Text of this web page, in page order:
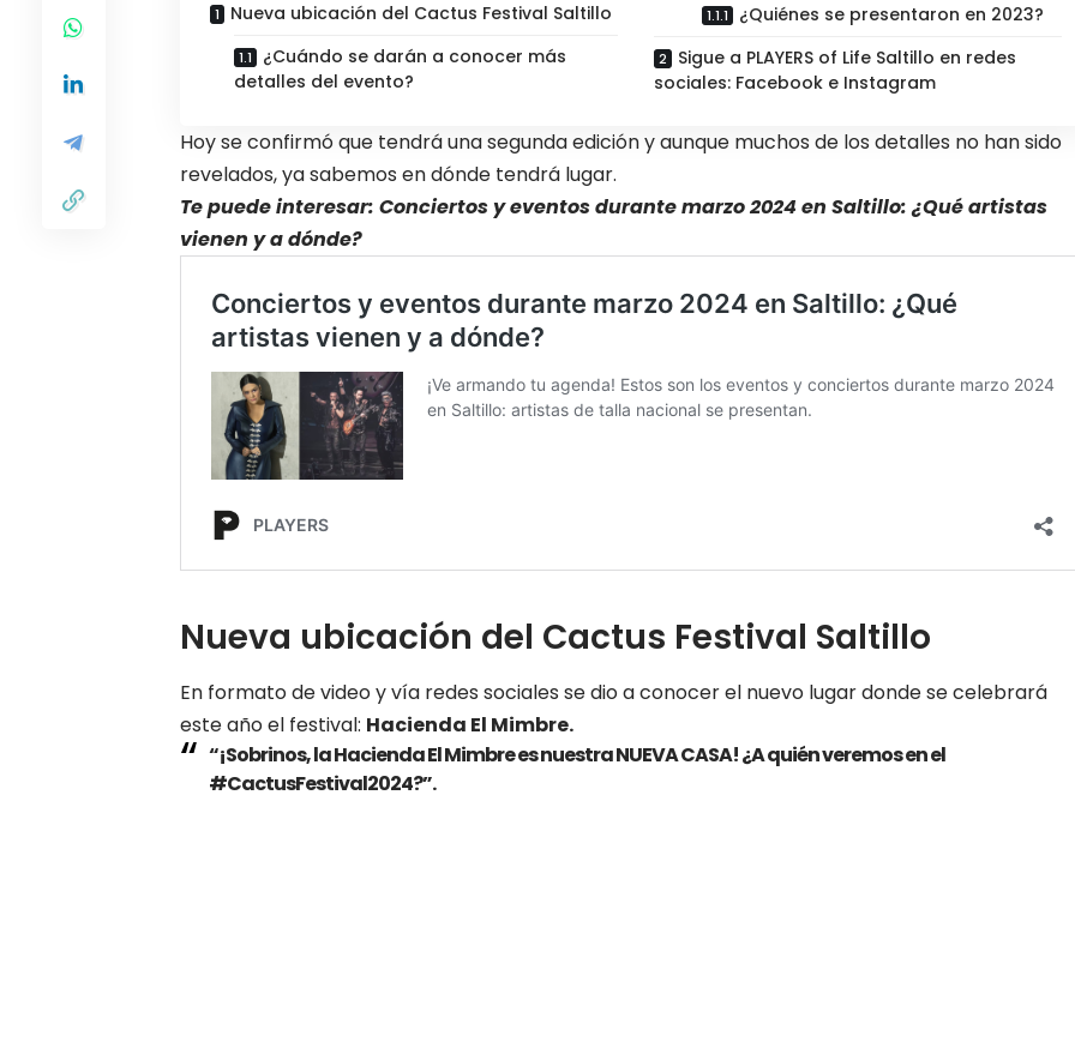
Nueva ubicación del Cactus Festival Saltillo
¿Cuándo se darán a conocer más
detalles del evento?
¿Quiénes se presentaron en 2023?
Sigue a PLAYERS of Life Saltillo en redes
sociales: Facebook e Instagram
Hoy se confirmó que tendrá una segunda edición y aunque muchos de los detalles no han sido
revelados, ya sabemos en dónde tendrá lugar.
Te puede interesar: Conciertos y eventos durante marzo 2024 en Saltillo: ¿Qué artistas
vienen y a dónde?
Nueva ubicación del Cactus Festival Saltillo
En formato de video y vía redes sociales se dio a conocer el nuevo lugar donde se celebrará
este año el festival: Hacienda El Mimbre.
“¡Sobrinos, la Hacienda El Mimbrees nuestra NUEVA CASA! ¿A quién veremos en el
#CactusFestival2024?”.